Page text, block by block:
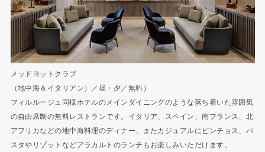
メッドヨットクラブ
（地中海＆イタリアン）／昼・夕／無料）
フィルルージュ同様ホテルのメインダイニングのような落ち着いた雰囲気
の自由席制の無料レストランです。イタリア、スペイン、南フランス、北
アフリカなどの地中海料理のディナー、またカジュアルにピンチョス、パ
スタやリゾットなどアラカルトのランチもお楽しみいただけます。